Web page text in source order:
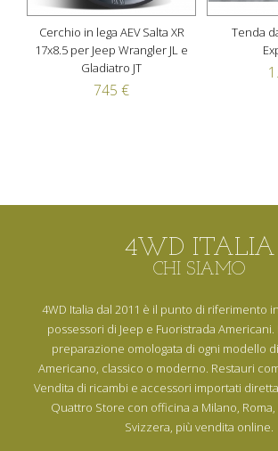
Cerchio in lega AEV Salta XR
17x8.5 per Jeep Wrangler JL e
Gladiatro JT
745 €
Tenda
4WD ITALIA
CHI SIAMO
4WD Italia dal 2011 è il punto di riferimento
possessori di Jeep e Fuoristrada
preparazione omologata di ogni modello
Americano, classico o moderno. Restauri
Vendita di ricambi e accessori importati
Quattro Store con officina a Milano,
Svizzera, più vendita online.